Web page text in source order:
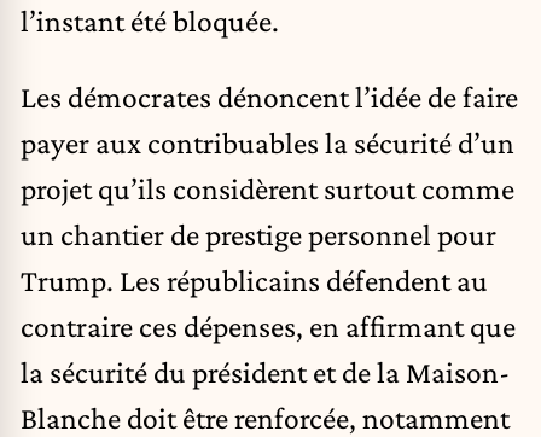
l’instant été bloquée.
Les démocrates dénoncent l’idée de faire
payer aux contribuables la sécurité d’un
projet qu’ils considèrent surtout comme
un chantier de prestige personnel pour
Trump. Les républicains défendent au
contraire ces dépenses, en affirmant que
la sécurité du président et de la Maison-
Blanche doit être renforcée, notamment